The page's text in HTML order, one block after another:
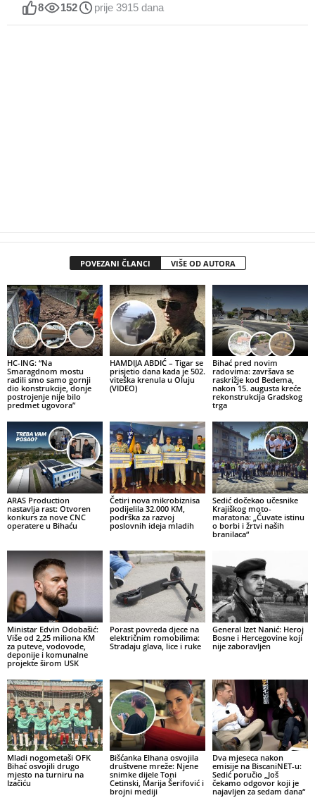
8 152 prije 3915 dana
POVEZANI ČLANCI VIŠE OD AUTORA
HC-ING: “Na
Smaragdnom mostu
radili smo samo gornji
dio konstrukcije, donje
postrojenje nije bilo
predmet ugovora”
HAMDIJA ABDIĆ – Tigar se
prisjetio dana kada je 502.
viteška krenula u Oluju
(VIDEO)
Bihać pred novim
radovima: završava se
raskrižje kod Bedema,
nakon 15. augusta kreće
rekonstrukcija Gradskog
trga
ARAS Production
nastavlja rast: Otvoren
konkurs za nove CNC
operatere u Bihaću
Četiri nova mikrobiznisa
podijelila 32.000 KM,
podrška za razvoj
poslovnih ideja mladih
Sedić dočekao učesnike
Krajiškog moto-
maratona: „Čuvate istinu
o borbi i žrtvi naših
branilaca“
Ministar Edvin Odobašić:
Više od 2,25 miliona KM
za puteve, vodovode,
deponije i komunalne
projekte širom USK
Porast povreda djece na
električnim romobilima:
Stradaju glava, lice i ruke
General Izet Nanić: Heroj
Bosne i Hercegovine koji
nije zaboravljen
Mladi nogometaši OFK
Bihać osvojili drugo
mjesto na turniru na
Izačiću
Bišćanka Elhana osvojila
društvene mreže: Njene
snimke dijele Toni
Cetinski, Marija Šerifović i
brojni mediji
Dva mjeseca nakon
emisije na BiscaniNET-u:
Sedić poručio „Još
čekamo odgovor koji je
najavljen za sedam dana“